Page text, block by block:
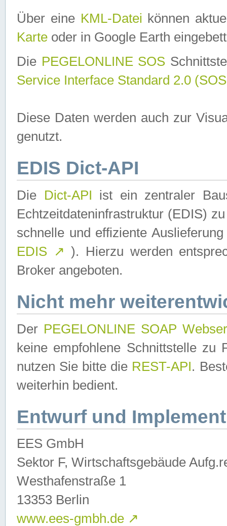
Über eine KML-Datei können
Karte oder in Google Earth
Die PEGELONLINE SOS
Service Interface Standard 2.0
Diese Daten werden auch zur
genutzt.
EDIS Dict-API
Die Dict-API ist ein zentraler
Echtzeitdateninfrastruktur (EDIS)
schnelle und effiziente
EDIS ↗ ). Hierzu werden
Broker angeboten.
Nicht mehr
Der PEGELONLINE SOAP
keine empfohlene Schnittstelle zu
nutzen Sie bitte die REST-API.
weiterhin bedient.
Entwurf und
EES GmbH
Sektor F, Wirtschaftsgebäude
Westhafenstraße 1
13353 Berlin
www.ees-gmbh.de ↗